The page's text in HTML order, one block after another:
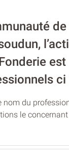
ci
nom du
le